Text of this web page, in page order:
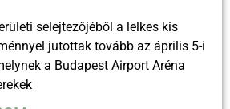
selejtezőjéből a lelkes kis
jutottak tovább az április 5-i
a Budapest Airport Aréna